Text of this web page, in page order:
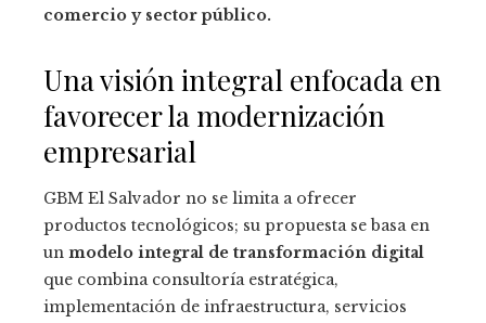
comercio y sector público.
Una visión integral enfocada en
favorecer la modernización
empresarial
GBM El Salvador no se limita a ofrecer
productos tecnológicos; su propuesta se basa en
un modelo integral de transformación digital
que combina consultoría estratégica,
implementación de infraestructura, servicios